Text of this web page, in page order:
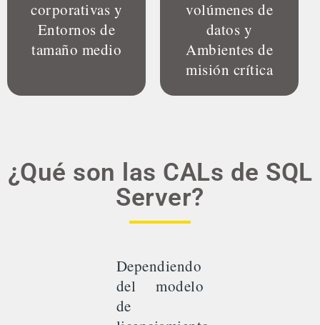
corporativas y
Entornos de
tamaño medio
volúmenes de
datos y
Ambientes de
misión crítica
¿Qué son las CALs de SQL
Server?
Dependiendo
del modelo
de